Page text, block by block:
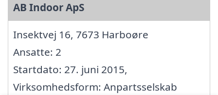
AB Indoor ApS
Insektvej 16, 7673 Harboøre
Ansatte: 2
Startdato: 27. juni 2015,
Virksomhedsform: Anpartsselskab